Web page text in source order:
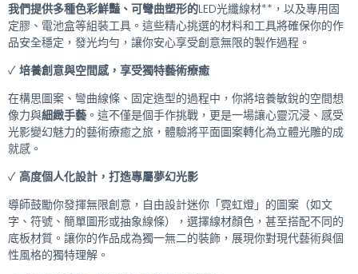
我們提供多種色彩鮮豔、可彎曲塑形的LED光纖線材**，以及專用固
定膠、電池盒等組裝工具。這些精心挑選的材料和工具將確保你的作
品安全穩定，發光均勻，讓你安心享受創意無限的製作過程。
✓ 培養創意與空間感，享受獨特藝術療癒
在構思圖案、彎曲線條、固定造型的過程中，你將培養敏銳的空間想
像力與細緻手藝 。這不僅是個手作挑戰，更是一場讓心靈沉浸、感受
光影變幻魅力的藝術療癒之旅，體驗將平面圖案轉化為立體光雕的成
就感。
✓ 高度個人化設計，打造專屬夢幻光影
導師鼓勵你發揮無限創意，自由設計迷你「霓虹燈」的圖案（如文
字、符號、簡單圖形或抽象線條），選擇線材顏色，甚至搭配不同的
底板材質。讓你的作品成為獨一無二的裝飾，展現你對現代藝術與個
性風格的獨特理解。